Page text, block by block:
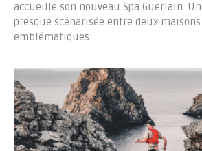
accueille son nouveau Spa Guerlain.
presque scénarisée entre deux
emblématiques.